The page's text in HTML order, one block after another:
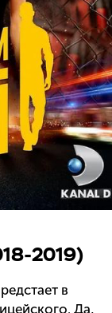
2019)
в
Да,